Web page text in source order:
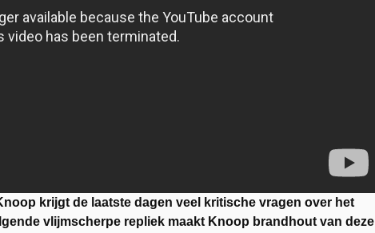
krijgt de laatste dagen veel kritische vragen over het
vlijmscherpe repliek maakt Knoop brandhout van deze